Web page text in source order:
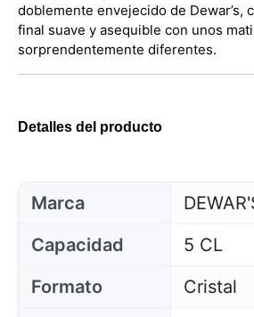
doblemente envejecido de Dewar’s,
final suave y asequible con unos
sorprendentemente diferentes.
Detalles del producto
Marca
Capacidad
5 CL
Formato
Cristal